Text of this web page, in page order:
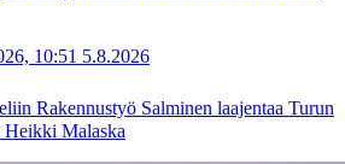
10:51 5.8.2026
Rakennustyö Salminen laajentaa Turun
Heikki Malaska